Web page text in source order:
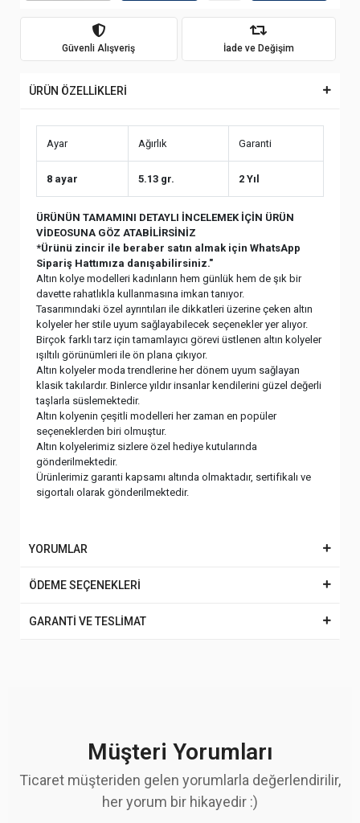
Güvenli Alışveriş İade ve Değişim
ÜRÜN ÖZELLİKLERİ
Ayar Ağırlık Garanti
8 ayar 5.13 gr. 2 Yıl
ÜRÜNÜN TAMAMINI DETAYLI İNCELEMEK İÇİN ÜRÜN
VİDEOSUNA GÖZ ATABİLİRSİNİZ
*Ürünü zincir ile beraber satın almak için WhatsApp
Sipariş Hattımıza danışabilirsiniz."
Altın kolye modelleri kadınların hem günlük hem de şık bir
davette rahatlıkla kullanmasına imkan tanıyor.
Tasarımındaki özel ayrıntıları ile dikkatleri üzerine çeken altın
kolyeler her stile uyum sağlayabilecek seçenekler yer alıyor.
Birçok farklı tarz için tamamlayıcı görevi üstlenen altın kolyeler
ışıltılı görünümleri ile ön plana çıkıyor.
Altın kolyeler moda trendlerine her dönem uyum sağlayan
klasik takılardır. Binlerce yıldır insanlar kendilerini güzel değerli
taşlarla süslemektedir.
Altın kolyenin çeşitli modelleri her zaman en popüler
seçeneklerden biri olmuştur.
Altın kolyelerimiz sizlere özel hediye kutularında
gönderilmektedir.
Ürünlerimiz garanti kapsamı altında olmaktadır, sertifikalı ve
sigortalı olarak gönderilmektedir.
YORUMLAR
ÖDEME SEÇENEKLERİ
GARANTİ VE TESLİMAT
Müşteri Yorumları
Ticaret müşteriden gelen yorumlarla değerlendirilir,
her yorum bir hikayedir :)